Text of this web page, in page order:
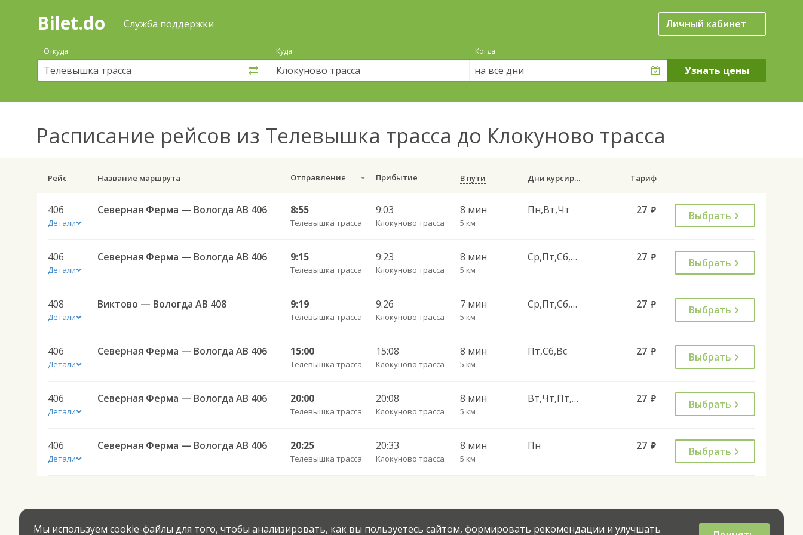
Поиск
покупка
билетов
автобус
онлайн
Bilet.do Служба поддержки Личный кабинет
Откуда Куда Когда
на все дни
Расписание рейсов из Телевышка трасса до Клокуново трасса
Рейс Название маршрута Отправление Прибытие В пути Дни курсирования Тариф
406
Детали
Северная Ферма — Вологда АВ 406 8:55
Телевышка трасса
9:03
Клокуново трасса
8 мин
5 км
Пн,Вт,Чт 27 руб. Выбрать
406
Детали
Северная Ферма — Вологда АВ 406 9:15
Телевышка трасса
9:23
Клокуново трасса
8 мин
5 км
Ср,Пт,Сб,Вс 27 руб. Выбрать
408
Детали
Виктово — Вологда АВ 408 9:19
Телевышка трасса
9:26
Клокуново трасса
7 мин
5 км
Ср,Пт,Сб,Вс 27 руб. Выбрать
406
Детали
Северная Ферма — Вологда АВ 406 15:00
Телевышка трасса
15:08
Клокуново трасса
8 мин
5 км
Пт,Сб,Вс 27 руб. Выбрать
406
Детали
Северная Ферма — Вологда АВ 406 20:00
Телевышка трасса
20:08
Клокуново трасса
8 мин
5 км
Вт,Чт,Пт,Вс 27 руб. Выбрать
406
Детали
Северная Ферма — Вологда АВ 406 20:25
Телевышка трасса
20:33
Клокуново трасса
8 мин
5 км
Пн 27 руб. Выбрать
Мы используем cookie-файлы для того, чтобы анализировать, как вы пользуетесь сайтом, формировать рекомендации и улучшать